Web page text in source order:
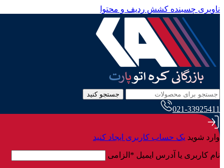
ناوبری چسبنده کشش ردیف و محتوا
جستجو کنید
021-33925411
وارد شوید یک حساب کاربری ایجاد کنید
نام کاربری یا آدرس ایمیل * الزامی